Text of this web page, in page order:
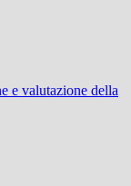
e valutazione della